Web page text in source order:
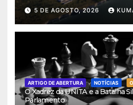
5 DE AGOSTO, 2026
ARTIGO DE ABERTURA NOTÍCIAS
O Xadrez da UNITA e a Batalha
Parlamento